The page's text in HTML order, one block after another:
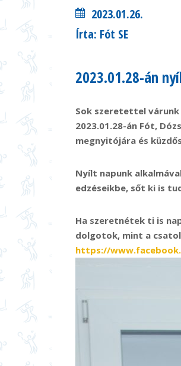
2023.01.26.
Írta: Fót SE
2023.01.28-án
Sok szeretettel
2023.01.28-án Fót,
megnyitójára és
Nyílt napunk
edzéseikbe, sőt ki is
Ha szeretnétek ti is
dolgotok, mint a
https://